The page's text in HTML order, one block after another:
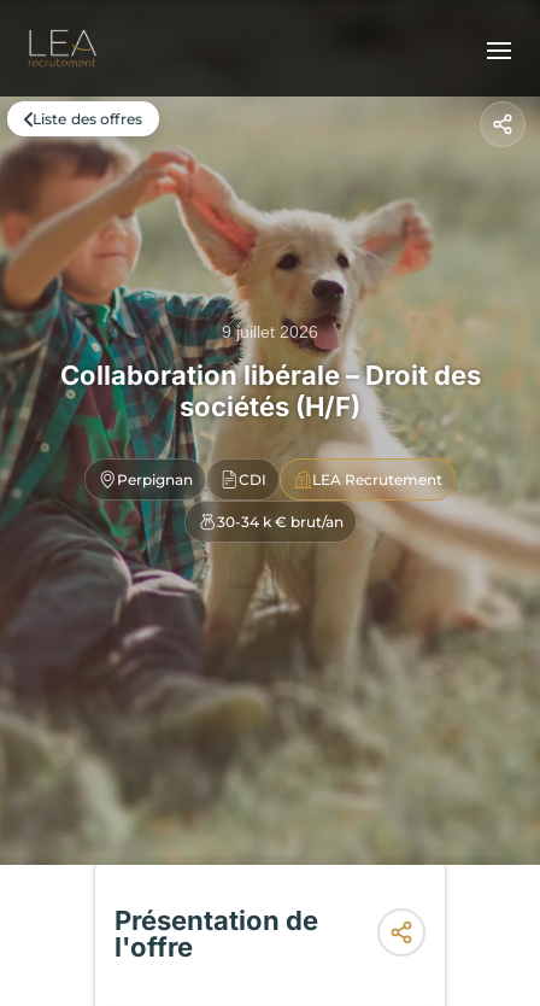
Liste des offres
9 juillet 2026
Collaboration libérale – Droit des
sociétés (H/F)
Perpignan CDI LEA Recrutement
30-34 k € brut/an
Présentation de
l'offre